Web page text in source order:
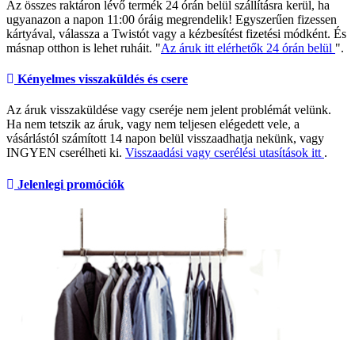
Az összes raktáron lévő termék 24 órán belül szállításra kerül, ha
ugyanazon a napon 11:00 óráig megrendelik! Egyszerűen fizessen
kártyával, válassza a Twistót vagy a kézbesítést fizetési módként. És
másnap otthon is lehet ruháit. "Az áruk itt elérhetők 24 órán belül ".
Kényelmes visszaküldés és csere
Az áruk visszaküldése vagy cseréje nem jelent problémát velünk.
Ha nem tetszik az áruk, vagy nem teljesen elégedett vele, a
vásárlástól számított 14 napon belül visszaadhatja nekünk, vagy
INGYEN cserélheti ki. Visszaadási vagy cserélési utasítások itt .
Jelenlegi promóciók